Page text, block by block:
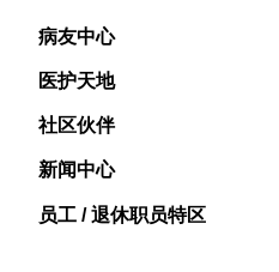
病友中心
医护天地
社区伙伴
新闻中心
员工 / 退休职员特区